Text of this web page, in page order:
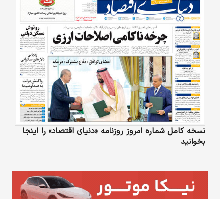
نسخه کامل شماره امروز روزنامه «دنیای‌ اقتصاد» را اینجا
بخوانید